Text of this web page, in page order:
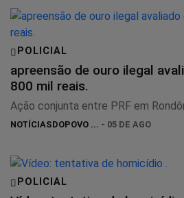
POLICIAL
apreensão de ouro ilegal
800 mil reais.
Ação conjunta entre PRF em
NOTÍCIASDOPOVO ... - 05 DE AGO
POLICIAL